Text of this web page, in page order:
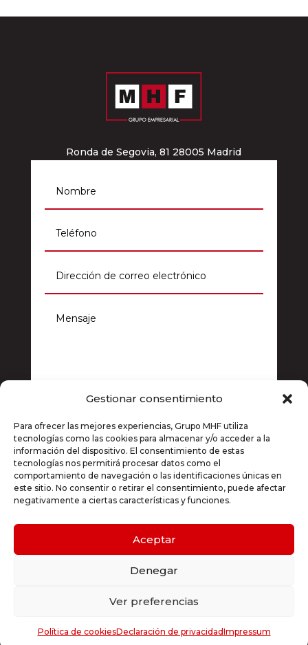
Gestionar consentimiento
Para ofrecer las mejores experiencias, Grupo MHF utiliza
tecnologías como las cookies para almacenar y/o acceder a la
información del dispositivo. El consentimiento de estas
tecnologías nos permitirá procesar datos como el
comportamiento de navegación o las identificaciones únicas en
este sitio. No consentir o retirar el consentimiento, puede afectar
negativamente a ciertas características y funciones.
Aceptar
Denegar
Ver preferencias
Política de cookiesDeclaración de privacidadImpressum
Ronda de Segovia, 81 28005 Madrid
privacidad
10 + 13= Enviar
© 2024. GRUPO MHF